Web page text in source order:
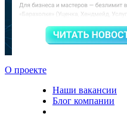
О проекте
Наши вакансии
Блог компании